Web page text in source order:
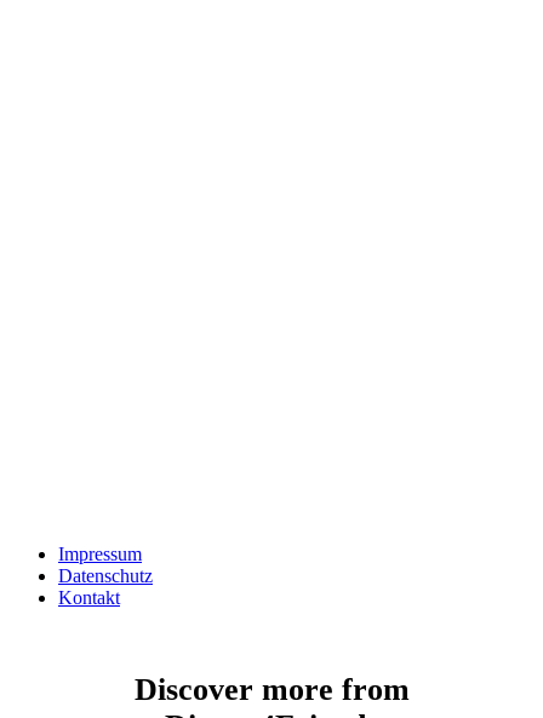
Impressum
Datenschutz
Kontakt
Discover more from